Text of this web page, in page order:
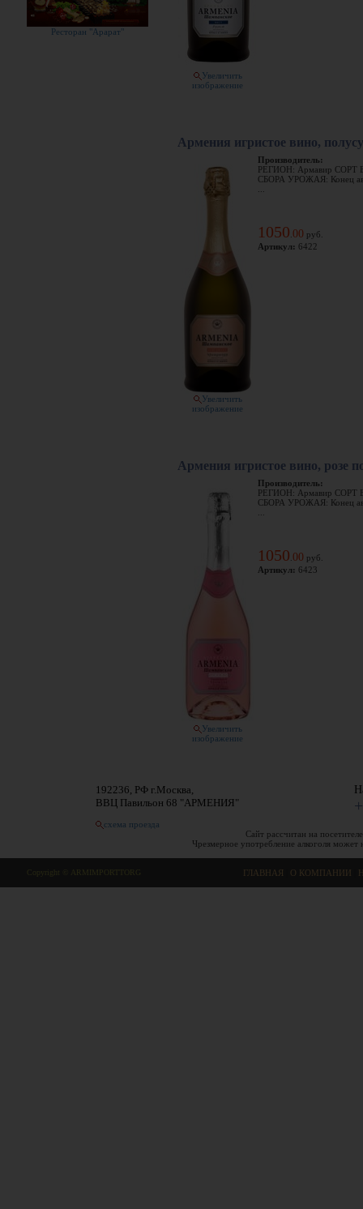
Ресторан "Арарат"
Увеличить
изображение
Армения игристое вино,
Увеличить
изображение
Производитель:
РЕГИОН: Армавир СОРТ
СБОРА УРОЖАЯ: Конец
1050 00 руб.
Артикул: 6422
Армения игристое вино, розе
Увеличить
изображение
Производитель:
РЕГИОН: Армавир СОРТ
СБОРА УРОЖАЯ: Конец
1050 00 руб.
Артикул: 6423
192236, РФ г.Москва,
ВВЦ Павильон 68 "АРМЕНИЯ"
схема проезда
Сайт рассчитан на
Чрезмерное употребление алкоголя
Copyright © ARMIMPORTTORG ГЛАВНАЯ О КОМПАНИИ